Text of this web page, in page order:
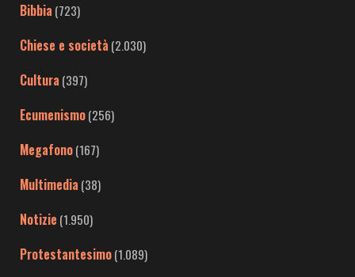
Bibbia (723)
Chiese e società (2.030)
Cultura (397)
Ecumenismo(256)
Megafono(167)
Multimedia (38)
Notizie (1.950)
Protestantesimo(1.089)